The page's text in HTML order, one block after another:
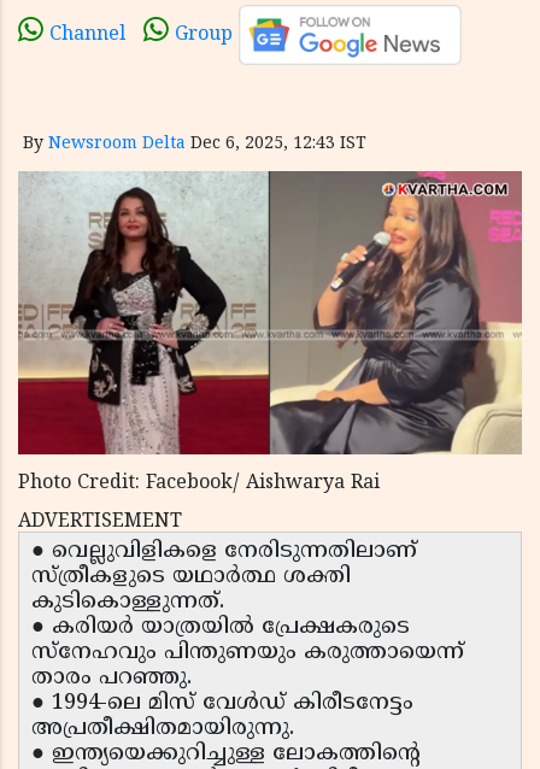
Channel Group
By Newsroom Delta Dec 6, 2025, 12:43 IST
Photo Credit: Facebook/ Aishwarya Rai
ADVERTISEMENT
● വെല്ലുവിളികളെ നേരിടുന്നതിലാണ്
സ്ത്രീകളുടെ യഥാർത്ഥ ശക്തി
കുടികൊള്ളുന്നത്.
● കരിയർ യാത്രയിൽ പ്രേക്ഷകരുടെ
സ്നേഹവും പിന്തുണയും കരുത്തായെന്ന്
താരം പറഞ്ഞു.
● 1994-ലെ മിസ് വേൾഡ് കിരീടനേട്ടം
അപ്രതീക്ഷിതമായിരുന്നു.
● ഇന്ത്യയെക്കുറിച്ചുള്ള ലോകത്തിൻ്റെ